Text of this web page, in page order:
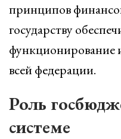
принципов
государству
функционирование
всей федерации.
Роль
системе